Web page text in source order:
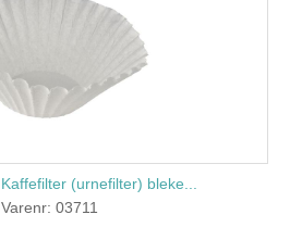
Kaffefilter (urnefilter) bleke...
Varenr: 03711